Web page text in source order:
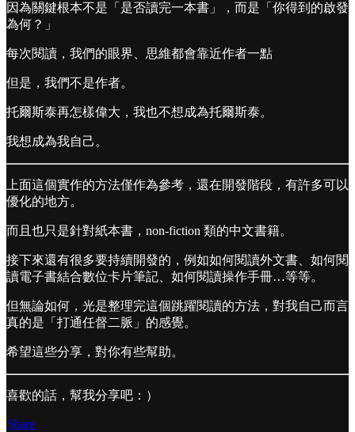
因為關鍵根本不是「是否讀完一本書」，而是「你得到的啟發
為何？」
每次閱讀，我們的眼界、思維都會靠近作者一點
但是，我們不是作者。
托爾斯泰再怎樣偉大，我也不想成為托爾斯泰。
我想成為我自己。
上面這個實作的方法僅作為參考，還在開發階段，有許多可以
優化的地方。
而且也只是針對紙本書，non-fiction 類的中文書籍。
接下來還有很多要持續開發的，例如如何閱讀外文書、如何閱
讀電子書結合數位卡片筆記、如何閱讀操作手冊…等等。
但無論如何，光是整理完這個跳躍閱讀的方法，對我自己而言
真的是「打通任督二脈」的感覺。
希望這些分享，對你有些幫助。
喜歡的話，幫我分享吧：）
Share